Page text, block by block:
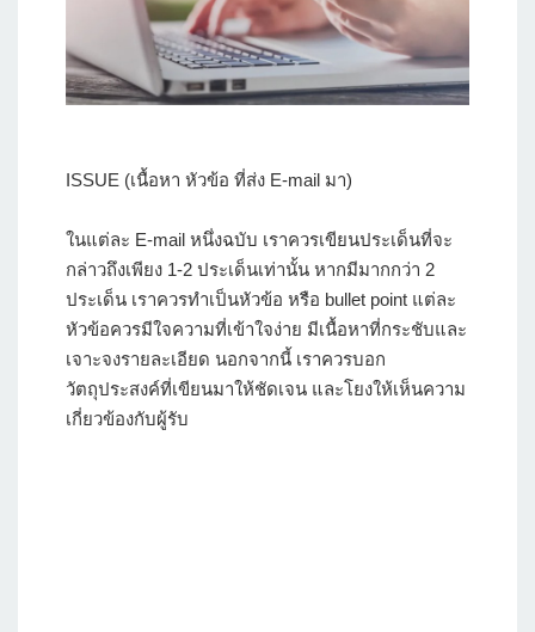
ISSUE (เนื้อหา หัวข้อ ที่ส่ง E-mail มา)
ในแต่ละ E-mail หนึ่งฉบับ เราควรเขียนประเด็นที่จะ
กล่าวถึงเพียง 1-2 ประเด็นเท่านั้น หากมีมากกว่า 2
ประเด็น เราควรทำเป็นหัวข้อ หรือ bullet point แต่ละ
หัวข้อควรมีใจความที่เข้าใจง่าย มีเนื้อหาที่กระชับและ
เจาะจงรายละเอียด นอกจากนี้ เราควรบอก
วัตถุประสงค์ที่เขียนมาให้ชัดเจน และโยงให้เห็นความ
เกี่ยวข้องกับผู้รับ